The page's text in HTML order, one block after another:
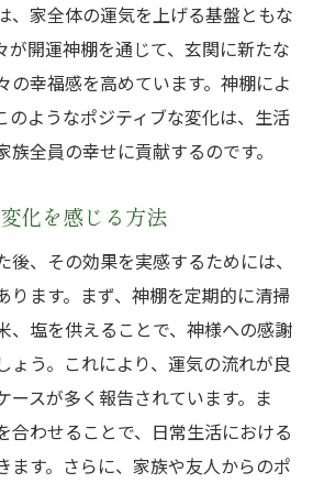
、家全体の運気を上げる基盤ともな
が開運神棚を通じて、玄関に新たな
の幸福感を高めています。神棚によ
のようなポジティブな変化は、生活
全員の幸せに貢献するのです。
化を感じる方法
後、その効果を実感するためには、
ります。まず、神棚を定期的に清掃
、塩を供えることで、神様への感謝
ょう。これにより、運気の流れが良
ースが多く報告されています。ま
合わせることで、日常生活における
ます。さらに、家族や友人からのポ